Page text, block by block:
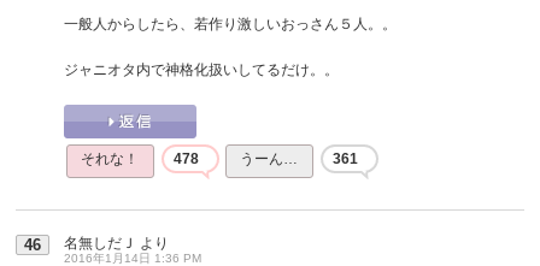
一般人からしたら、若作り激しいおっさん５人。。
ジャニオタ内で神格化扱いしてるだけ。。
それな！ 478 うーん… 361
46 名無しだＪ より
2016年1月14日 1:36 PM